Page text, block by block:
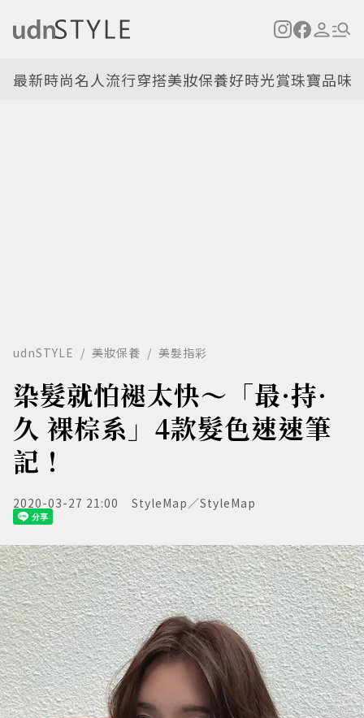
最新時尚名人流行穿搭美妝保養好時光賞珠寶品味
udnSTYLE 美妝保養 美髮指彩
染髮就怕褪太快～「最·持·
久 裸棕系」4款髮色速速筆
記！
2020-03-27 21:00 StyleMap／StyleMap